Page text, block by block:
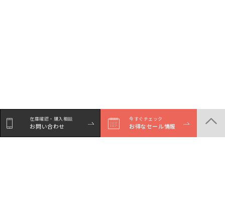
在庫確認・購入相談
お問い合わせ
今すぐチェック
お得なセール情報